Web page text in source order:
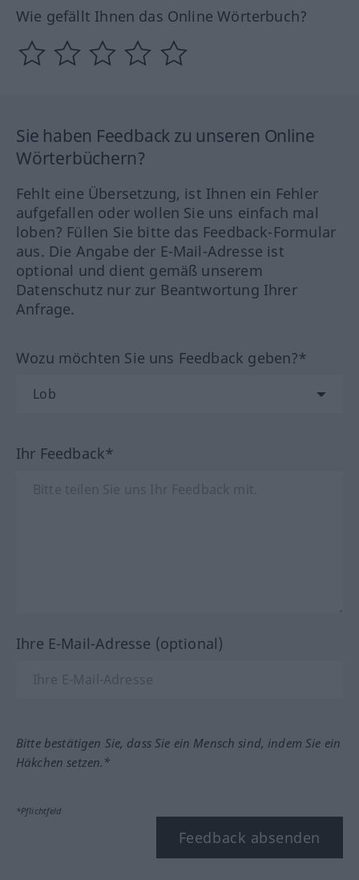
Wie gefällt Ihnen das Online Wörterbuch?
Sie haben Feedback zu unseren Online
Wörterbüchern?
Fehlt eine Übersetzung, ist Ihnen ein Fehler
aufgefallen oder wollen Sie uns einfach mal
loben? Füllen Sie bitte das Feedback-Formular
aus. Die Angabe der E-Mail-Adresse ist
optional und dient gemäß unserem
Datenschutz nur zur Beantwortung Ihrer
Anfrage.
Wozu möchten Sie uns Feedback geben?*
Ihr Feedback*
Ihre E-Mail-Adresse (optional)
Bitte bestätigen Sie, dass Sie ein Mensch sind, indem Sie ein
Häkchen setzen.*
*Pflichtfeld
Feedback absenden